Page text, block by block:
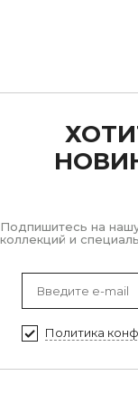
Подпишитесь на
коллекций и
Политика